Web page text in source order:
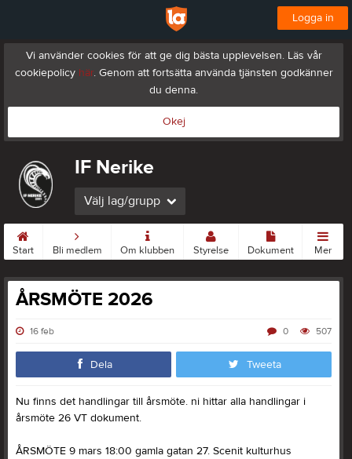
Logga in
Vi använder cookies för att ge dig bästa upplevelsen. Läs vår
cookiepolicy här. Genom att fortsätta använda tjänsten godkänner
du denna.
Okej
IF Nerike
Välj lag/grupp
Start Bli medlem Om klubben Styrelse Dokument Mer
ÅRSMÖTE 2026
16 feb 507
0
Dela Tweeta
Nu finns det handlingar till årsmöte. ni hittar alla handlingar i
årsmöte 26 VT dokument.
ÅRSMÖTE 9 mars 18:00 gamla gatan 27. Scenit kulturhus